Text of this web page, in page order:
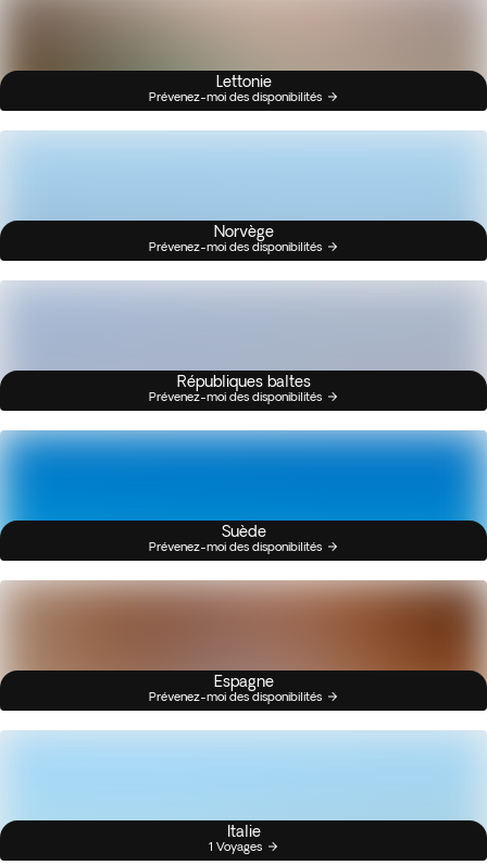
Lettonie
Prévenez-moi des disponibilités
Norvège
Prévenez-moi des disponibilités
Républiques baltes
Prévenez-moi des disponibilités
Suède
Prévenez-moi des disponibilités
Espagne
Prévenez-moi des disponibilités
Italie
1 Voyages